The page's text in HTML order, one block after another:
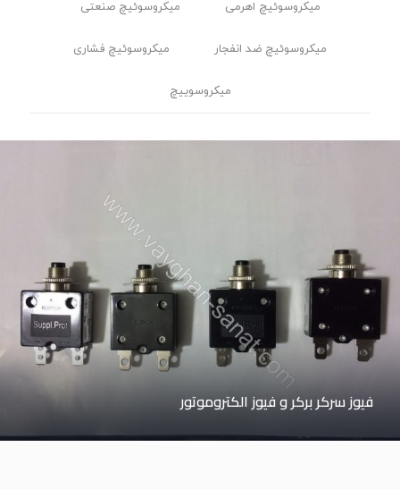
میکروسوئیچ اهرمی میکروسوئیچ صنعتی
میکروسوئیچ ضد انفجار میکروسوئیچ فشاری
میکروسوییچ
فیوز سرکر برکر و فیوز الکتروموتور